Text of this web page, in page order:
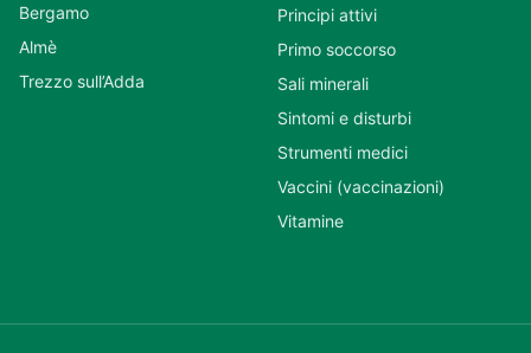
Bergamo
Almè
Trezzo sull’Adda
Principi attivi
Primo soccorso
Sali minerali
Sintomi e disturbi
Strumenti medici
Vaccini (vaccinazioni)
Vitamine